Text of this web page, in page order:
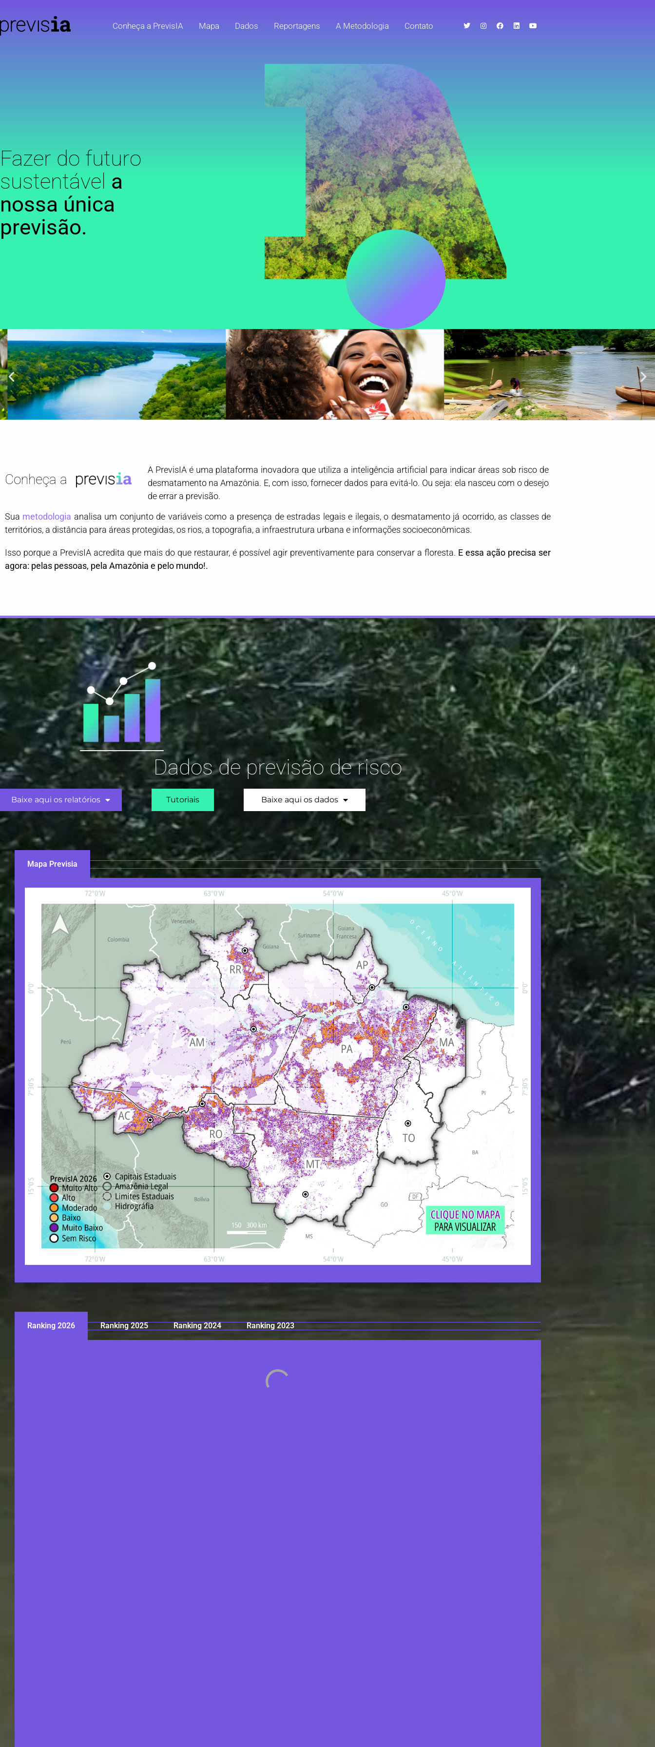
Conheça a PrevisIA Mapa Dados Reportagens A Metodologia Contato
Fazer do futuro
sustentável a
nossa única
previsão.
Conheça a
A PrevisIA é uma plataforma inovadora que utiliza a inteligência artificial para indicar áreas sob risco de
desmatamento na Amazônia. E, com isso, fornecer dados para evitá-lo. Ou seja: ela nasceu com o desejo
de errar a previsão.
Sua metodologia analisa um conjunto de variáveis como a presença de estradas legais e ilegais, o desmatamento já ocorrido, as classes de
territórios, a distância para áreas protegidas, os rios, a topografia, a infraestrutura urbana e informações socioeconômicas.
Isso porque a PrevisIA acredita que mais do que restaurar, é possível agir preventivamente para conservar a floresta. E essa ação precisa ser
agora: pelas pessoas, pela Amazônia e pelo mundo!.
Dados de previsão de risco
Baixe aqui os relatórios Tutoriais Baixe aqui os dados
Mapa Previsia
Ranking 2026 Ranking 2025 Ranking 2024 Ranking 2023